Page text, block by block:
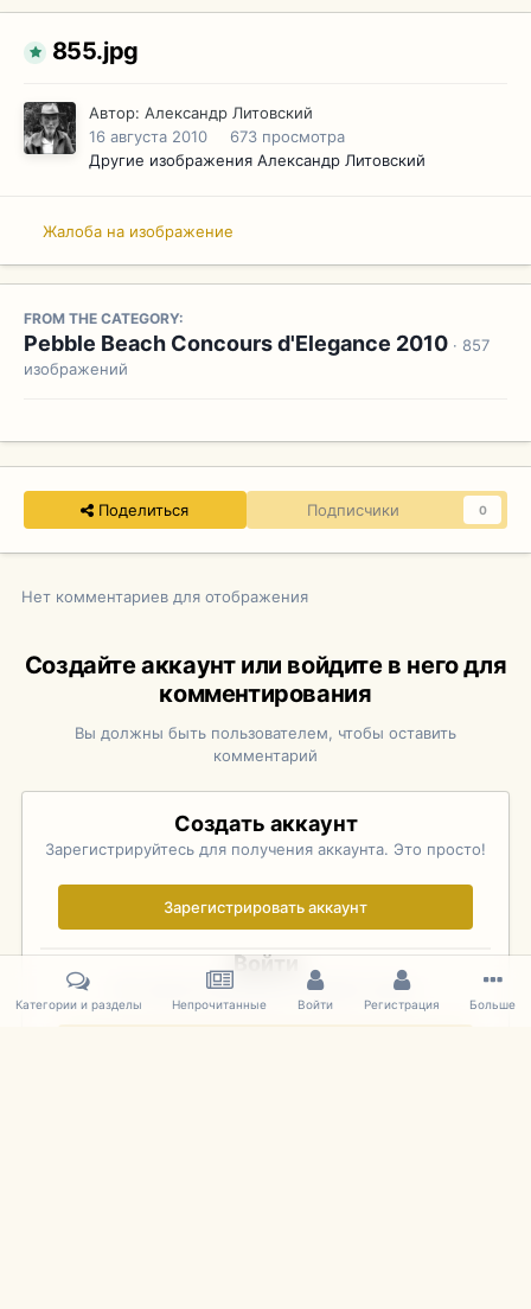
855.jpg
Автор: Александр Литовский
16 августа 2010
673 просмотра
Другие изображения Александр Литовский
Жалоба на изображение
FROM THE CATEGORY:
Pebble Beach Concours d'Elegance 2010 · 857
изображений
Поделиться Подписчики 0
Нет комментариев для отображения
Создайте аккаунт или войдите в него для
комментирования
Вы должны быть пользователем, чтобы оставить
комментарий
Создать аккаунт
Зарегистрируйтесь для получения аккаунта. Это просто!
Зарегистрировать аккаунт
Войти
Уже зарегистрированы? Войдите здесь.
Категории и разделы Непрочитанные Войти Регистрация Больше